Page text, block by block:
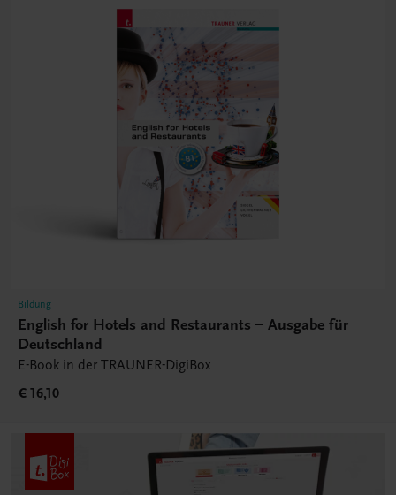
Bildung
English for Hotels and Restaurants – Ausgabe für
Deutschland
E-Book in der TRAUNER-DigiBox
€ 16,10